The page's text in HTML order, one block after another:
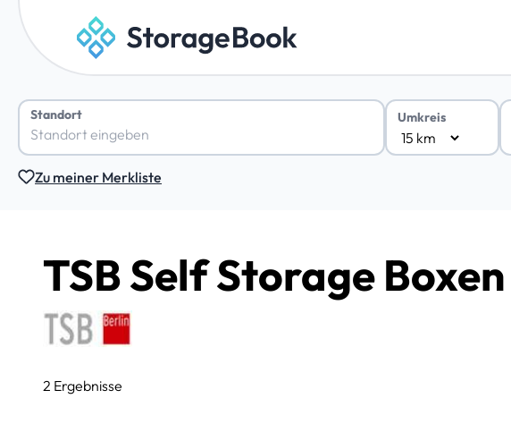
Standort Umkreis
Zu meiner Merkliste
TSB Self Storage Boxen
2 Ergebnisse